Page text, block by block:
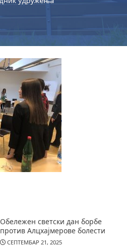
Обележен светски дан борбе
против Алцхајмерове болести
СЕПТЕМБАР 21, 2025